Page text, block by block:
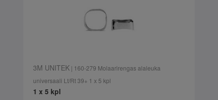
3M UNITEK| 160-279 Molaarirengas alaleuka
universaali Lt/Rt 39+ 1 x 5 kpl
1 x 5 kpl